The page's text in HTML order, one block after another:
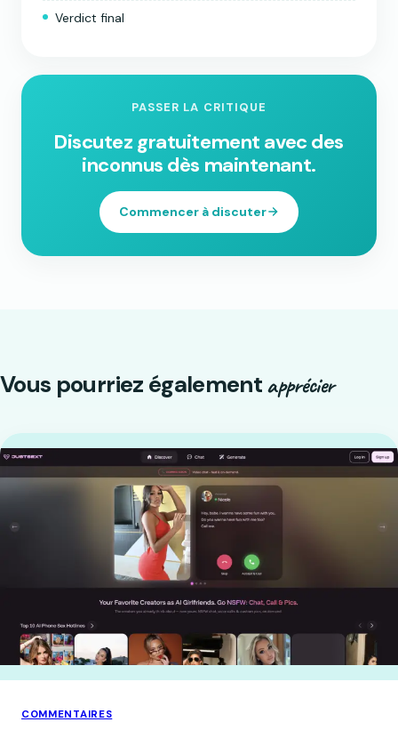
Verdict final
PASSER LA CRITIQUE
Discutez gratuitement avec des
inconnus dès maintenant.
Commencer à discuter
Vous pourriez égalementapprécier
COMMENTAIRES